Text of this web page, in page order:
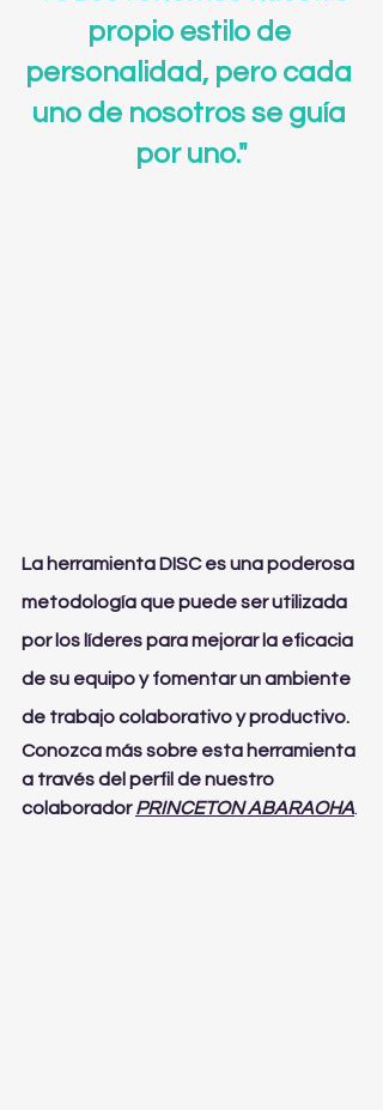
propio estilo de
personalidad, pero cada
uno de nosotros se guía
por uno."
La herramienta DISC es una poderosa
metodología que puede ser utilizada
por los líderes para mejorar la eficacia
de su equipo y fomentar un ambiente
de trabajo colaborativo y productivo.
Conozca más sobre esta herramienta
a través del perfil de nuestro
colaborador PRINCETON ABARAOHA